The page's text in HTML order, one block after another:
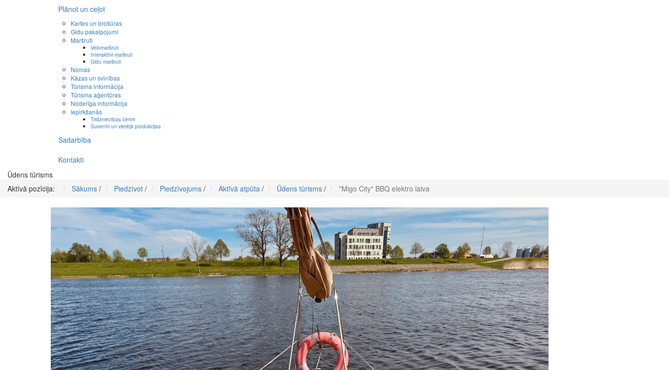
Plānot un ceļot
Kartes un brošūras
Gidu pakalpojumi
Maršruti
Velomaršruti
Interaktīvi maršruti
Gidu maršruti
Nomas
Kāzas un svinības
Tūrisma informācija
Tūrisma aģentūras
Noderīga informācija
Iepirkšanās
Tirdzniecības centri
Suvenīri un vietējā produkcijas
Sadarbība
Kontakti
Ūdens tūrisms
Aktīvā pozīcija:
Sākums / Piedzīvot / Piedzīvojums / Aktīvā atpūta / Ūdens tūrisms / "Migo City" BBQ elektro laiva